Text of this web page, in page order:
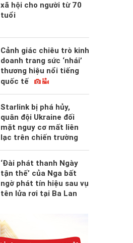
xã hội cho người từ 70
tuổi
Cảnh giác chiêu trò kinh
doanh trang sức ‘nhái’
thương hiệu nổi tiếng
quốc tế
Starlink bị phá hủy,
quân đội Ukraine đối
mặt nguy cơ mất liên
lạc trên chiến trường
‘Đài phát thanh Ngày
tận thế’ của Nga bất
ngờ phát tín hiệu sau vụ
tên lửa rơi tại Ba Lan